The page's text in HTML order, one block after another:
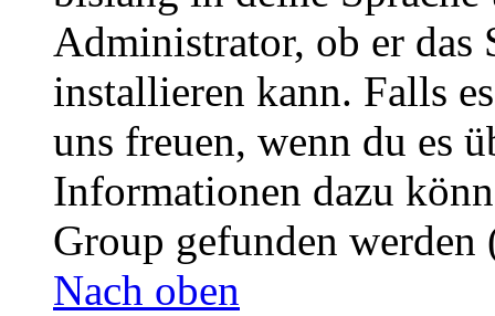
Administrator, ob er das
installieren kann. Falls
uns freuen, wenn du es
Informationen dazu
Group gefunden
Nach oben